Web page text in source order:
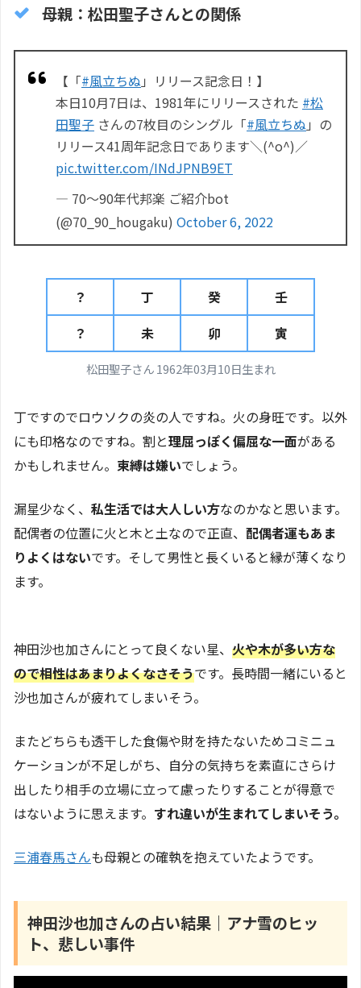
母親：松田聖子さんとの関係
【「#風立ちぬ 」リリース記念日！】
本日10月7日は、1981年にリリースされた #松
田聖子 さんの7枚目のシングル「#風立ちぬ 」の
リリース41周年記念日であります＼(^o^)／
pic.twitter.com/INdJPNB9ET
— 70〜90年代邦楽 ご紹介bot
(@70_90_hougaku) October 6, 2022
？ 丁 癸
壬
？
未 卯 寅
松田聖子さん 1962年03月10日生まれ
丁ですのでロウソクの炎の人ですね。火の身旺です。以外
にも印格なのですね。割と理屈っぽく偏屈な一面がある
かもしれません。 束縛は嫌いでしょう。
漏星少なく、 私生活では大人しい方なのかなと思います。
配偶者の位置に火と木と土なので正直、 配偶者運もあま
りよくはないです。そして男性と長くいると縁が薄くなり
ます。
神田沙也加さんにとって良くない星、 火や木が多い方な
ので相性はあまりよくなさそうです。長時間一緒にいると
沙也加さんが疲れてしまいそう。
またどちらも透干した食傷や財を持たないためコミニュ
ケーションが不足しがち、自分の気持ちを素直にさらけ
出したり相手の立場に立って慮ったりすることが得意で
はないように思えます。 すれ違いが生まれてしまいそう。
三浦春馬さんも母親との確執を抱えていたようです。
神田沙也加さんの占い結果｜アナ雪のヒッ
ト、悲しい事件